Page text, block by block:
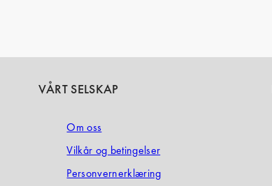
VÅRT SELSKAP
Om oss
Vilkår og betingelser
Personvernerklæring